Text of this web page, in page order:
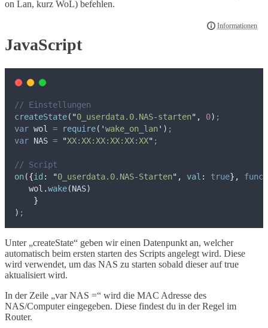
on Lan, kurz WoL) befehlen.
JavaScript
// Einstellungen
createState( "0_userdata.0.NAS-starten" , 0) ;
var wol = require( 'wake_on_lan' ) ;
var NAS = "XX:XX:XX:XX:XX:XX" ;
// Script
on({id : "0_userdata.0.NAS-Starten" , val : true},
wol .wake(NAS)
}
) ;
Unter „createState“ geben wir einen Datenpunkt an, welcher
automatisch beim ersten starten des Scripts angelegt wird. Diese
wird verwendet, um das NAS zu starten sobald dieser auf true
aktualisiert wird.
In der Zeile „var NAS =“ wird die MAC Adresse des
NAS/Computer eingegeben. Diese findest du in der Regel im
Router.